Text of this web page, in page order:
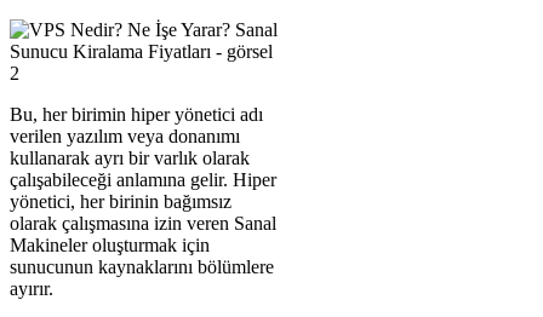
Bu, her birimin hiper yönetici adı
verilen yazılım veya donanımı
kullanarak ayrı bir varlık olarak
çalışabileceği anlamına gelir. Hiper
yönetici, her birinin bağımsız
olarak çalışmasına izin veren Sanal
Makineler oluşturmak için
sunucunun kaynaklarını bölümlere
ayırır.